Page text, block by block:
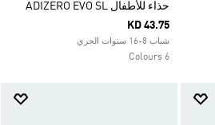
حذاء للأطفال ADIZERO EVO SL
KD 43.75
شباب 8-16 سنوات الجري
6 Colours